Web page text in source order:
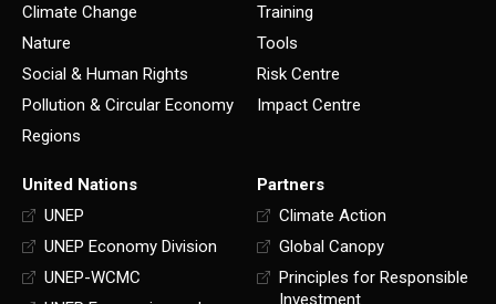
Climate Change
Nature
Social & Human Rights
Pollution & Circular Economy
Regions
Training
Tools
Risk Centre
Impact Centre
United Nations
UNEP
UNEP Economy Division
UNEP-WCMC
Partners
Climate Action
Global Canopy
Principles for Responsible
Investment